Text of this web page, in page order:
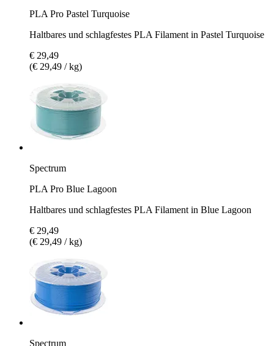
PLA Pro Pastel Turquoise
Haltbares und schlagfestes PLA Filament in Pastel Turquoise
€ 29,49
(€ 29,49 / kg)
Spectrum
PLA Pro Blue Lagoon
Haltbares und schlagfestes PLA Filament in Blue Lagoon
€ 29,49
(€ 29,49 / kg)
Spectrum